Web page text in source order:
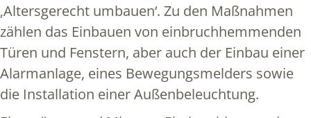
‚Altersgerecht umbauen‘. Zu den Maßnahmen
zählen das Einbauen von einbruchhemmenden
Türen und Fenstern, aber auch der Einbau einer
Alarmanlage, eines Bewegungsmelders sowie
die Installation einer Außenbeleuchtung.